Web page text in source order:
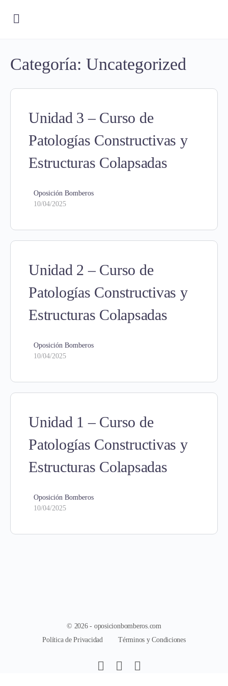
Categoría: Uncategorized
Unidad 3 – Curso de
Patologías Constructivas y
Estructuras Colapsadas
Oposición Bomberos
10/04/2025
Unidad 2 – Curso de
Patologías Constructivas y
Estructuras Colapsadas
Oposición Bomberos
10/04/2025
Unidad 1 – Curso de
Patologías Constructivas y
Estructuras Colapsadas
Oposición Bomberos
10/04/2025
© 2026 - oposicionbomberos.com
Política de Privacidad
Términos y Condiciones